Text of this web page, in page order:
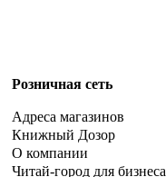
Розничная сеть
Адреса магазинов
Книжный Дозор
О компании
Читай-город для бизнеса